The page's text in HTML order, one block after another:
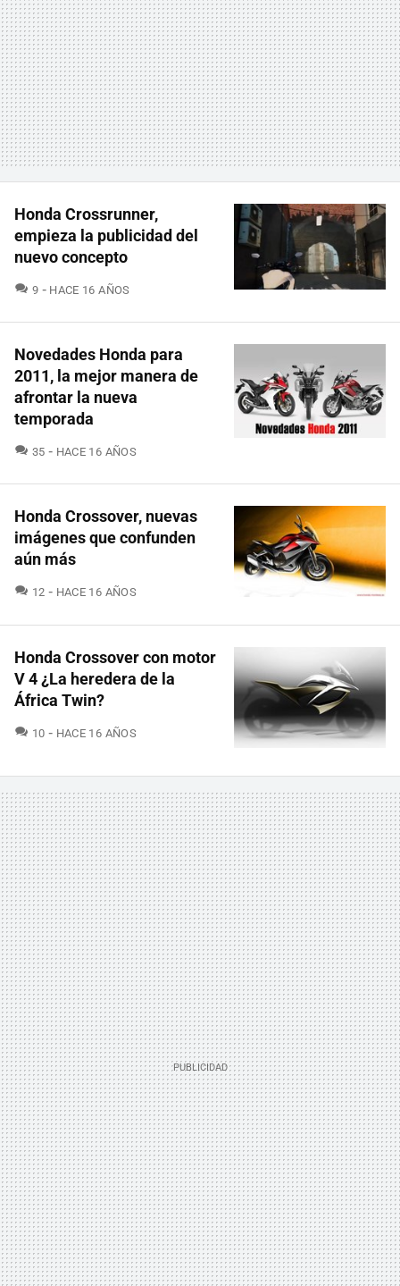
Honda Crossrunner,
empieza la publicidad del
nuevo concepto
9 COMENTARIOS
HACE 16 AÑOS
Novedades Honda para
2011, la mejor manera de
afrontar la nueva
temporada
35 COMENTARIOS
HACE 16 AÑOS
Honda Crossover, nuevas
imágenes que confunden
aún más
12 COMENTARIOS
HACE 16 AÑOS
Honda Crossover con motor
V 4 ¿La heredera de la
África Twin?
10 COMENTARIOS
HACE 16 AÑOS